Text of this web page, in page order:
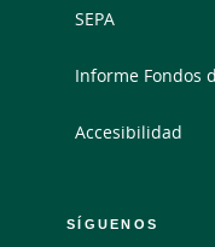
SEPA
Informe Fondos
Accesibilidad
SÍGUENOS